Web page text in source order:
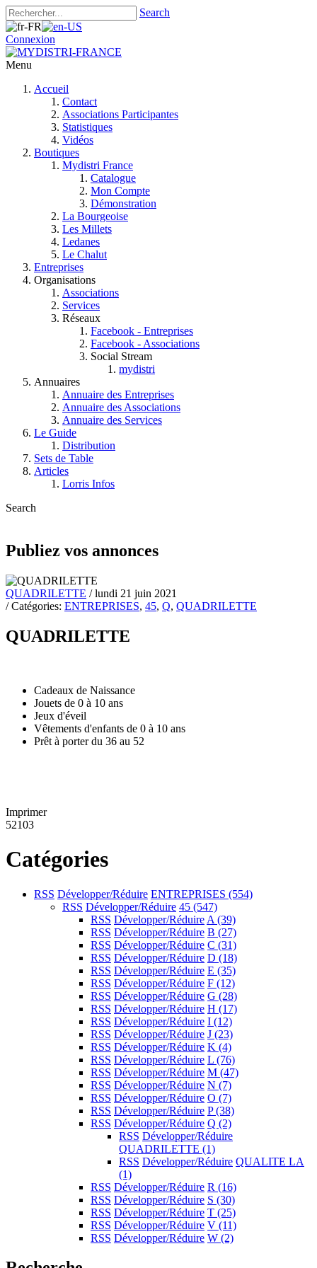
Search
Connexion
Menu
Accueil
Contact
Associations Participantes
Statistiques
Vidéos
Boutiques
Mydistri France
Catalogue
Mon Compte
Démonstration
La Bourgeoise
Les Millets
Ledanes
Le Chalut
Entreprises
Organisations
Associations
Services
Réseaux
Facebook - Entreprises
Facebook - Associations
Social Stream
mydistri
Annuaires
Annuaire des Entreprises
Annuaire des Associations
Annuaire des Services
Le Guide
Distribution
Sets de Table
Articles
Lorris Infos
Search
Publiez vos annonces
QUADRILETTE / lundi 21 juin 2021
/ Catégories: ENTREPRISES, 45, Q, QUADRILETTE
QUADRILETTE
Cadeaux de Naissance
Jouets de 0 à 10 ans
Jeux d'éveil
Vêtements d'enfants de 0 à 10 ans
Prêt à porter du 36 au 52
Imprimer
52103
Catégories
RSS Développer/Réduire ENTREPRISES (554)
RSS Développer/Réduire 45 (547)
RSS Développer/Réduire A (39)
RSS Développer/Réduire B (27)
RSS Développer/Réduire C (31)
RSS Développer/Réduire D (18)
RSS Développer/Réduire E (35)
RSS Développer/Réduire F (12)
RSS Développer/Réduire G (28)
RSS Développer/Réduire H (17)
RSS Développer/Réduire I (12)
RSS Développer/Réduire J (23)
RSS Développer/Réduire K (4)
RSS Développer/Réduire L (76)
RSS Développer/Réduire M (47)
RSS Développer/Réduire N (7)
RSS Développer/Réduire O (7)
RSS Développer/Réduire P(38)
RSS Développer/Réduire Q (2)
RSS Développer/Réduire
QUADRILETTE (1)
RSS Développer/Réduire QUALITE LA
(1)
RSS Développer/Réduire R (16)
RSS Développer/Réduire S (30)
RSS Développer/Réduire T (25)
RSS Développer/Réduire V (11)
RSS Développer/Réduire W (2)